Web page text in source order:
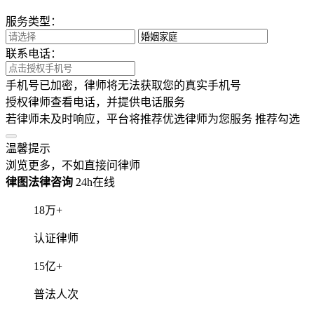
服务类型：
联系电话：
手机号已加密，律师将无法获取您的真实手机号
授权律师查看电话，并提供电话服务
若律师未及时响应，平台将推荐优选律师为您服务 推荐勾选
温馨提示
浏览更多，不如直接问律师
律图法律咨询 24h在线
18万+
认证律师
15亿+
普法人次